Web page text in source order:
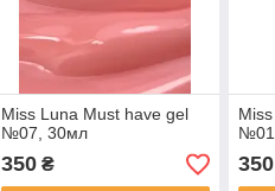
Miss Luna Must have gel
№07, 30мл
350₴ 350